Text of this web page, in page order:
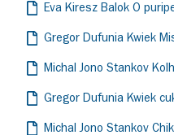
Eva Kiresz Balok O
Gregor Dufunia Kwiek
Michal Jono Stankov
Gregor Dufunia Kwiek
Michal Jono Stankov